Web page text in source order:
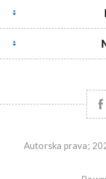
Autorska prava;